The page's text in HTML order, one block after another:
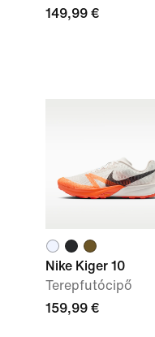
149,99 €
Nike Kiger 10
Terepfutócipő
159,99 €